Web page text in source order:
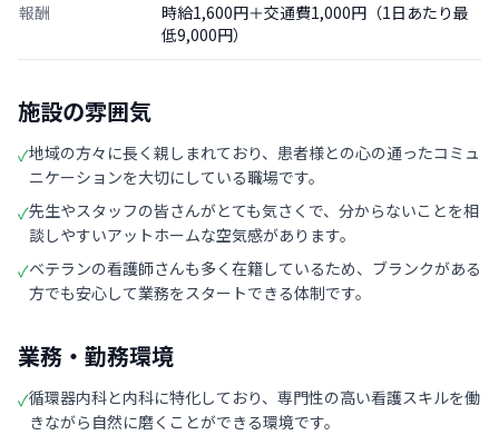
報酬
時給1,600円＋交通費1,000円（1日あたり最
低9,000円）
施設の雰囲気
✓地域の方々に長く親しまれており、患者様との心の通ったコミュ
ニケーションを大切にしている職場です。
✓先生やスタッフの皆さんがとても気さくで、分からないことを相
談しやすいアットホームな空気感があります。
✓ベテランの看護師さんも多く在籍しているため、ブランクがある
方でも安心して業務をスタートできる体制です。
業務・勤務環境
✓循環器内科と内科に特化しており、専門性の高い看護スキルを働
きながら自然に磨くことができる環境です。